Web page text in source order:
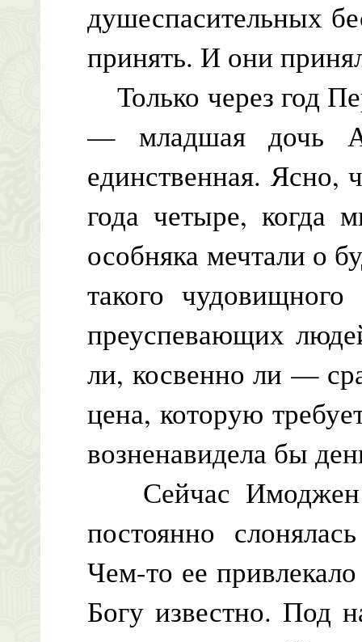
душеспасительных
принять. И они
Только через год
— младшая дочь
единственная. Ясно,
года четыре, когда
особняка мечтали о
такого
преуспевающих
ли, косвенно ли —
цена, которую
возненавидела бы
Сейчас Имоджен
постоянно
Чем-то ее
Богу известно. Под